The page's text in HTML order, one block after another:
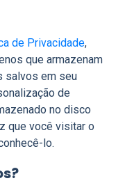
de Privacidade,
que armazenam
salvos em seu
de
no disco
que você visitar o
lo.